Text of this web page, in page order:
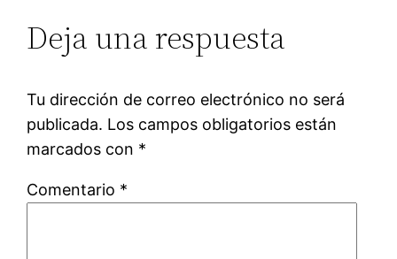
Deja una respuesta
Tu dirección de correo electrónico no será
publicada. Los campos obligatorios están
marcados con *
Comentario *